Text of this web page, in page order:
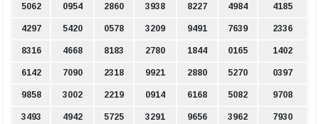
5062 0954 2860 3938 8227 4984 4185
4297 5420 0578 3209 9491 7639 2336
8316 4668 8183 2780 1844 0165 1402
6142 7090 2318 9921 2880 5270 0397
9858 3002 2219 0914 6168 5082 9708
3493 4942 5725 3291 9656 3962 7930